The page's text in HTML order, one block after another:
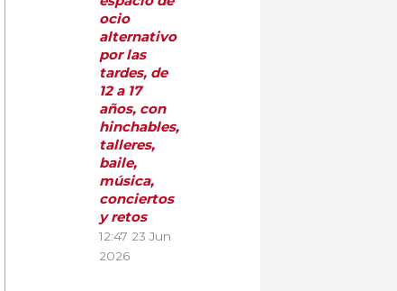
ocio
alternativo
por las
tardes, de
12 a 17
años, con
hinchables,
talleres,
baile,
música,
conciertos
y retos
12:47 23 Jun
2026